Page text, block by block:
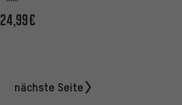
24,99€
nächste Seite